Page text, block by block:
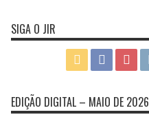
SIGA O JIR
EDIÇÃO DIGITAL – MAIO DE 2026